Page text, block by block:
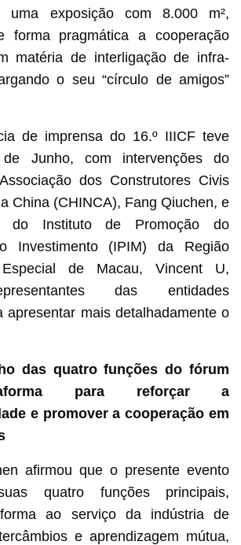
uma exposição com 8.000 m²,
forma pragmática a cooperação
matéria de interligação de infra-
o seu “círculo de amigos”
de imprensa do 16.º IIICF teve
Junho, com intervenções do
dos Construtores Civis
China (CHINCA), Fang Qiuchen, e
do Instituto de Promoção do
Investimento (IPIM) da Região
Especial de Macau, Vincent U,
das entidades
apresentar mais detalhadamente o
das quatro funções do fórum
para reforçar a
e promover a cooperação em
afirmou que o presente evento
quatro funções principais,
ao serviço da indústria de
e aprendizagem mútua,